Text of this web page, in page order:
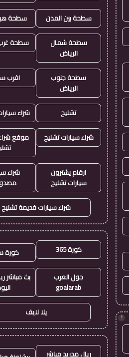
!
سطحة بين المدن سطحة
سطحة شمال
الرياض
سطحة
سطحة جنوب
الرياض
اقرب
تشليح شراء
شراء سيارات تشليح
موقع
ارقام يشترون
سيارات تشليح
شراء
شراء سيارات قديمة تشليح
كورة 365 كورة
جول العرب
goalarab
بث مباشر
يلا لايف
ريال مدريد مباشر